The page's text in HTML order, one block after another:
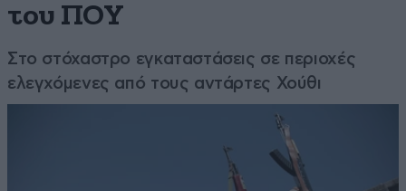
του ΠΟΥ
Στο στόχαστρο εγκαταστάσεις σε περιοχές
ελεγχόμενες από τους αντάρτες Χούθι